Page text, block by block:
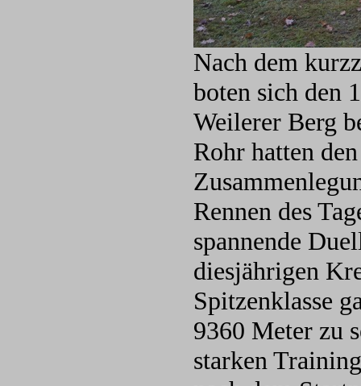
Nach dem
boten sich den
Weilerer Berg
Rohr hatten
Rennen des
spannende
diesjährigen
Spitzenklasse
9360 Meter zu
starken